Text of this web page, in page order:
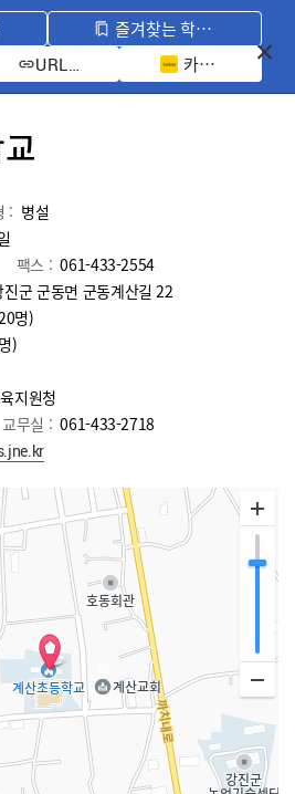
즐겨찾는 학교 모아보기
URL 복사 카카오톡 공유
: 병설
팩스 : 061-433-2554
군 군동면 군동계산길 22
명)
)
지원청
교무실 : 061-433-2718